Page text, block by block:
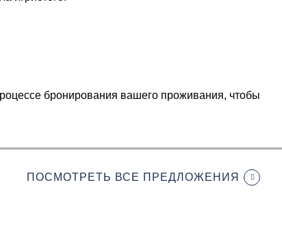
бронирования вашего проживания, чтобы
ПОСМОТРЕТЬ ВСЕ ПРЕДЛОЖЕНИЯ